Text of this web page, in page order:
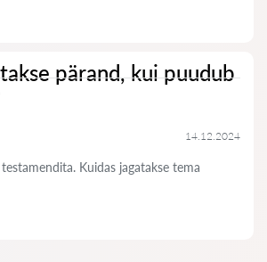
pärand, kui puudub
14.12.2024
Kuidas jagatakse tema